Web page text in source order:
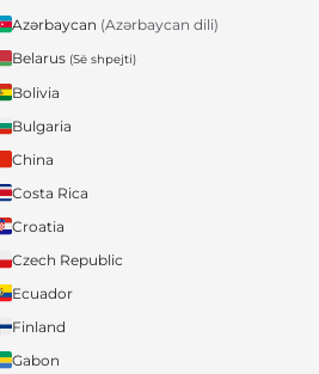
Azərbaycan (Azərbaycan dili)
Belarus (Së shpejti)
Bolivia
Bulgaria
China
Costa Rica
Croatia
Czech Republic
Ecuador
Finland
Gabon